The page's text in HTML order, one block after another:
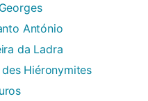
António
da Ladra
Hiéronymites